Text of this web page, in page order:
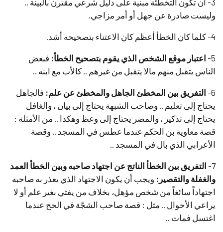
3- أن تكون التخطئة مبنية على دليل شرعي مقترن بالبينة ..
وليست صادرة عن جهل أو أمر مزاجي.
4- كلما كان الخطأ أعظم كان الاعتناء بتصحيحه أشد.
5- اعتبار موقع الشخص الذي يقوم بتصحيح الخطأ: فبعض
الناس يتقبل منهم مالا يتقبل من غيرهم .. كالأب مع ابنه ..
6- التفريق بين المخطئ الجاهل والمخطئ عن علم: فالجاهل
يحتاج إلى تعليم .. وصاحب الشبهة يحتاج إلى بيان ، والغافل
يحتاج إلى تذكير ، والمصر يحتاج إلى وعظ وهكذا .. من الأمثلة :
قصة معاوية بن الحكم عندما عطس في المسجد .. وقصة
الأعرابي الذي بال في المسجد ..
7- التفريق بين الخطأ الناتج عن اجتهاد صاحبه وبين الخطأ العمد
والغفلة والتقصير: ويجب أن يكون الاجتهاد الذي يعذر به صاحبه
اجتهاداً سائغاً من شخص مؤهل، بخلاف من يفتي بغير علم أو لا
يراعي الأحوال .. مثل : قصة صاحب الشجّة في الحج عندما
اغتسل فمات ..